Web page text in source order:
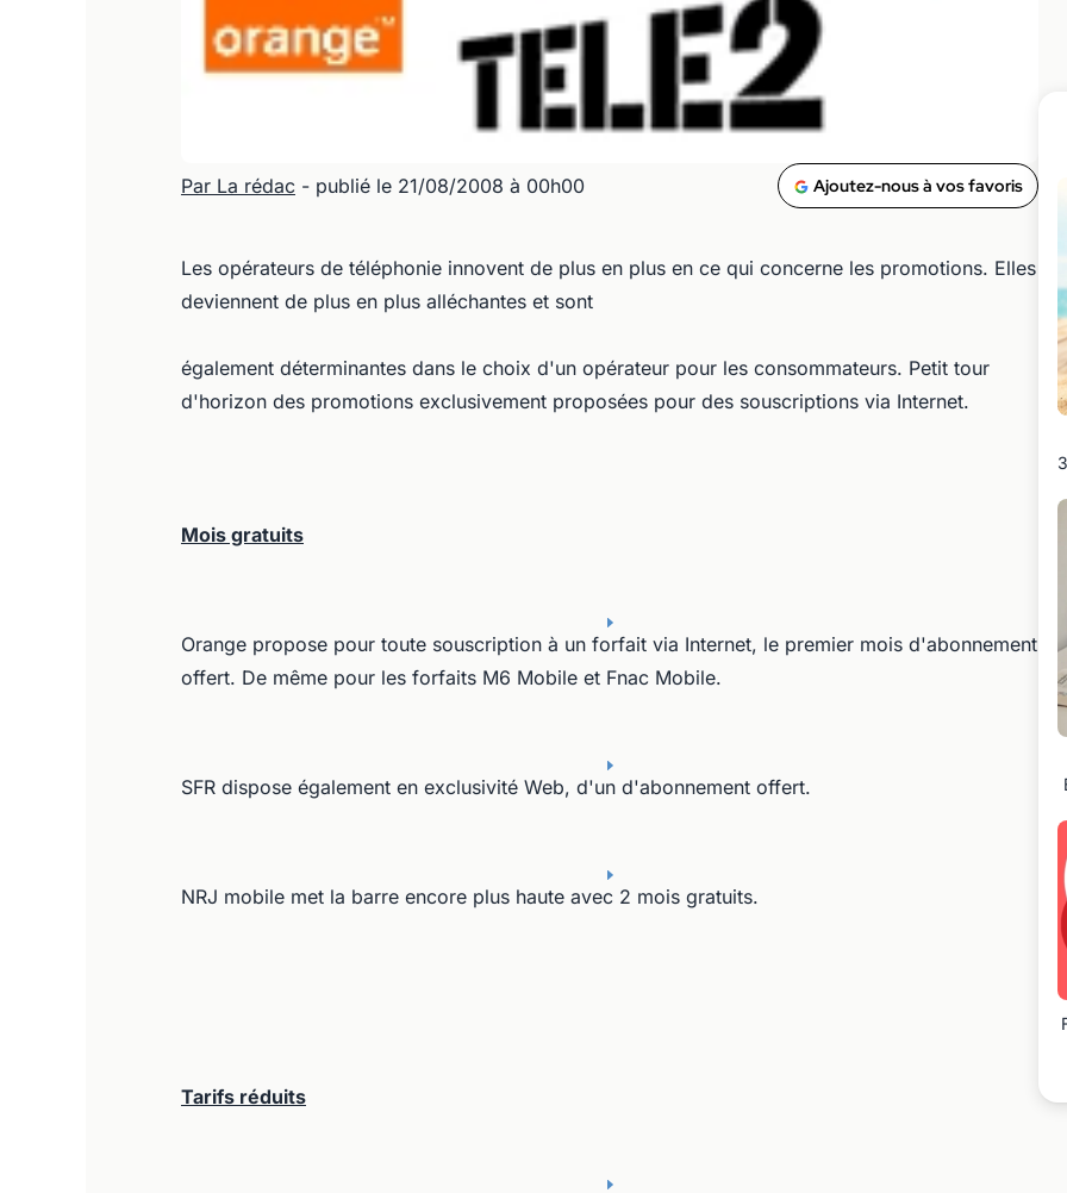
Par La rédac - publié le 21/08/2008 à 00h00 Ajoutez-nous à vos favoris
Les opérateurs de téléphonie innovent de plus en plus en ce qui concerne les promotions. Elles
deviennent de plus en plus alléchantes et sont
également déterminantes dans le choix d'un opérateur pour les consommateurs. Petit tour
d'horizon des promotions exclusivement proposées pour des souscriptions via Internet.
Mois gratuits
Orange propose pour toute souscription à un forfait via Internet, le premier mois d'abonnement
offert. De même pour les forfaits M6 Mobile et Fnac Mobile.
SFR dispose également en exclusivité Web, d'un d'abonnement offert.
NRJ mobile met la barre encore plus haute avec 2 mois gratuits.
Tarifs réduits